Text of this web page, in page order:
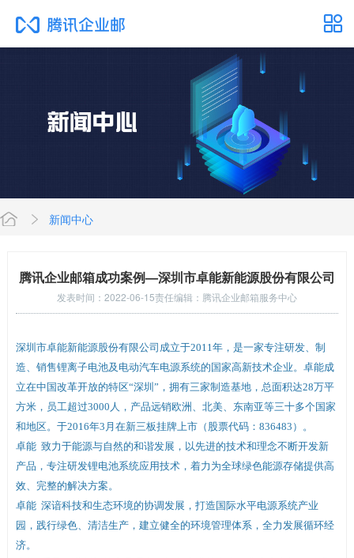
新闻中心
腾讯企业邮箱成功案例—深圳市卓能新能源股份有限公司
发表时间：2022-06-15责任编辑：腾讯企业邮箱服务中心
深圳市卓能新能源股份有限公司成立于2011年，是一家专注研发、制
造、销售锂离子电池及电动汽车电源系统的国家高新技术企业。卓能成
立在中国改革开放的特区“深圳”，拥有三家制造基地，总面积达28万平
方米，员工超过3000人，产品远销欧洲、北美、东南亚等三十多个国家
和地区。于2016年3月在新三板挂牌上市（股票代码：836483）。
卓能 致力于能源与自然的和谐发展，以先进的技术和理念不断开发新
产品，专注研发锂电池系统应用技术，着力为全球绿色能源存储提供高
效、完整的解决方案。
卓能 深谙科技和生态环境的协调发展，打造国际水平电源系统产业
园，践行绿色、清洁生产，建立健全的环境管理体系，全力发展循环经
济。